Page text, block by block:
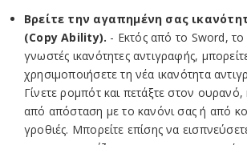
Βρείτε την αγαπημένη σας
(Copy Ability). - Εκτός από το Sword, το
γνωστές ικανότητες αντιγραφής,
χρησιμοποιήσετε τη νέα ικανότητα
Γίνετε ρομπότ και πετάξτε στον ουρανό,
από απόσταση με το κανόνι σας ή από
γροθιές. Μπορείτε επίσης να